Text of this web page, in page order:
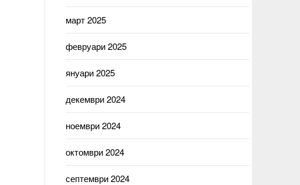
март 2025
февруари 2025
януари 2025
декември 2024
ноември 2024
октомври 2024
септември 2024